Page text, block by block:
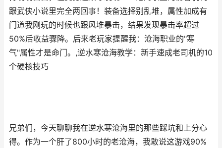
跟武侠小说里完全两回事！装备选择别乱堆，属性加成有
门道我刚玩的时候也跟风堆暴击，结果发现暴击率超过
50%后收益骤降。后来老玩家提醒我：沧海职业的"寒
气"属性才是命门。,逆水寒沧海教学：新手速成老司机的10
个硬核技巧
兄弟们，今天聊聊我在逆水寒沧海里的那些踩坑和上分心
得。作为一个肝了800小时的老沧海，我敢说这游戏90%